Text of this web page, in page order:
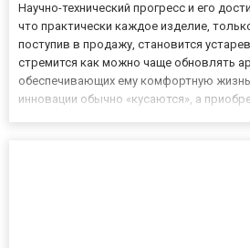
Научно-технический прогресс и его
что практически каждое изделие,
поступив в продажу, становится
стремится как можно чаще обновлять
обеспечивающих ему комфортную
инновации обычно «кусаются», а